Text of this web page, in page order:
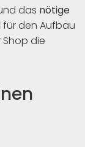
das nötige
für den Aufbau
Shop die